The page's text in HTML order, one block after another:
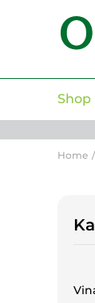
Shop
Home /